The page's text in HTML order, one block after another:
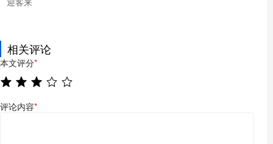
相关评论
本文评分*
评论内容*